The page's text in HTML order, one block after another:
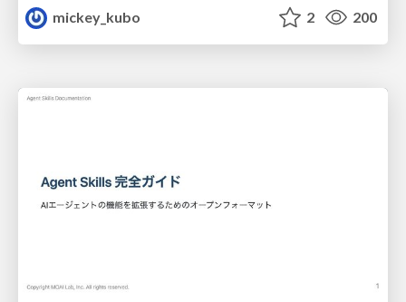
mickey_kubo
2 200